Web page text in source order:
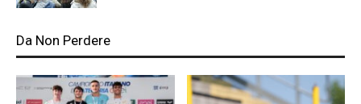
Da Non Perdere